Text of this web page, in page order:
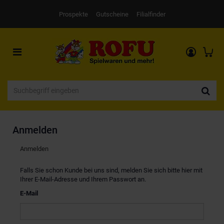
Prospekte Gutscheine Filialfinder
Toggle
navigation
Anmelden
Anmelden
Falls Sie schon Kunde bei uns sind, melden Sie sich bitte hier mit
Ihrer E-Mail-Adresse und Ihrem Passwort an.
E-Mail